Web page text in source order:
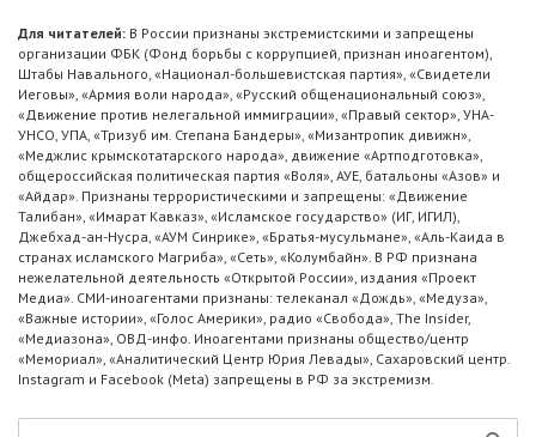
Для читателей: В России признаны экстремистскими и запрещены
организации ФБК (Фонд борьбы с коррупцией, признан иноагентом),
Штабы Навального, «Национал-большевистская партия», «Свидетели
Иеговы», «Армия воли народа», «Русский общенациональный союз»,
«Движение против нелегальной иммиграции», «Правый сектор», УНА-
УНСО, УПА, «Тризуб им. Степана Бандеры», «Мизантропик дивижн»,
«Меджлис крымскотатарского народа», движение «Артподготовка»,
общероссийская политическая партия «Воля», АУЕ, батальоны «Азов» и
«Айдар». Признаны террористическими и запрещены: «Движение
Талибан», «Имарат Кавказ», «Исламское государство» (ИГ, ИГИЛ),
Джебхад-ан-Нусра, «АУМ Синрике», «Братья-мусульмане», «Аль-Каида в
странах исламского Магриба», «Сеть», «Колумбайн». В РФ признана
нежелательной деятельность «Открытой России», издания «Проект
Медиа». СМИ-иноагентами признаны: телеканал «Дождь», «Медуза»,
«Важные истории», «Голос Америки», радио «Свобода», The Insider,
«Медиазона», ОВД-инфо. Иноагентами признаны общество/центр
«Мемориал», «Аналитический Центр Юрия Левады», Сахаровский центр.
Instagram и Facebook (Metа) запрещены в РФ за экстремизм.